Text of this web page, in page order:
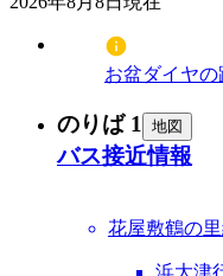
お盆ダイヤ
のりば 1 地図
バス接近情報
花屋敷鶴の
浜大津